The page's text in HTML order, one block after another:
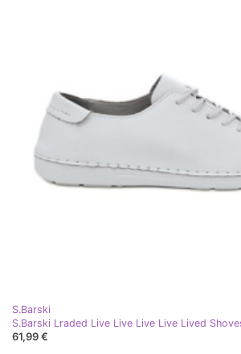
S.Barski
S.Barski Lraded Live Live Live Live Lived
61,99 €